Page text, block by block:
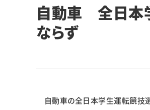
自動車 全日本
ならず
自動車の全日本学生運転競技